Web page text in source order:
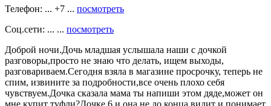
Телефон: ... +7 ... посмотреть
Соц.сети: ... ... посмотреть
Доброй ночи.Дочь младшая услышала наши с дочкой
разговоры,просто не знаю что делать, ищем выходы,
разговариваем.Сегодня взяла в магазине просрочку, теперь не
спим, извините за подробности,все очень плохо себя
чувствуем.Дочка сказала мама ты напиши этом дяде,может он
мне купит туфли?Дочке 6 и она не до конца видит и понимает